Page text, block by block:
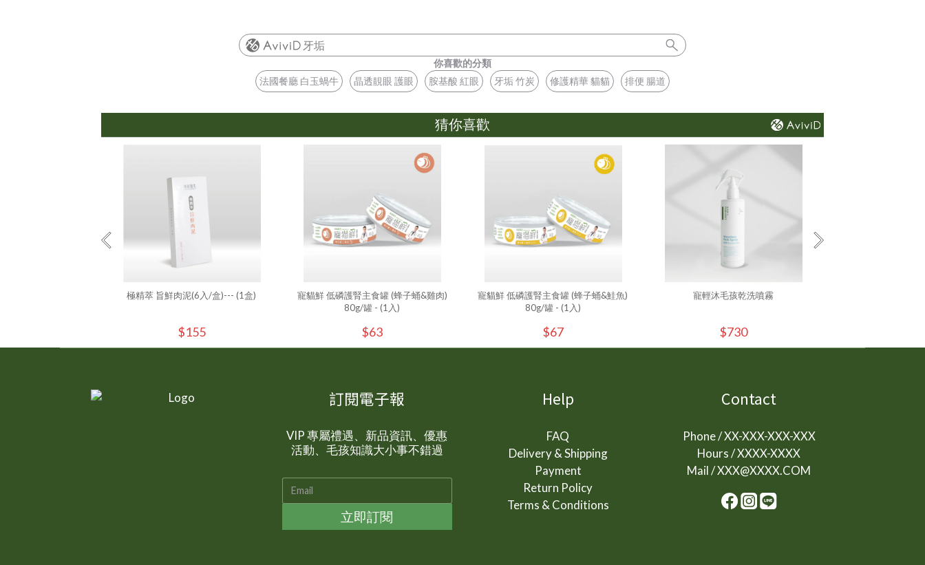
牙垢
你喜歡的分類
法國餐廳 白玉蝸牛
晶透靚眼 護眼 胺基酸 紅眼 牙垢 竹炭 修護精華 貓貓 排便 腸道
猜你喜歡
極精萃 旨鮮肉泥(6入/盒)--- (1盒)
$155
寵貓鮮 低磷護腎主食罐 (蜂子蛹&雞肉)
80g/罐 - (1入)
$63
寵貓鮮 低磷護腎主食罐 (蜂子蛹&鮭魚)
80g/罐 - (1入)
$67
寵輕沐毛孩乾洗噴霧
$730
訂閱電子報
VIP 專屬禮遇、新品資訊、優惠
活動、毛孩知識大小事不錯過
立即訂閱
Help
FAQ
Delivery & Shipping
Payment
Return Policy
Terms & Conditions
Contact
Phone / XX-XXX-XXX-XXX
Hours / XXXX-XXXX
Mail / XXX@XXXX.COM